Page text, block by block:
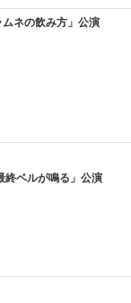
ネの飲み方」公演
終ベルが鳴る」公演